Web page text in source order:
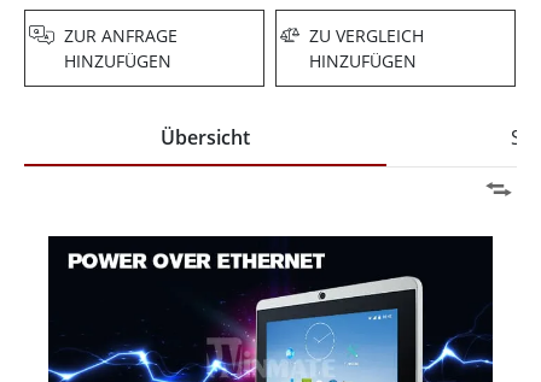
ZUR ANFRAGE
HINZUFÜGEN
ZU VERGLEICH
HINZUFÜGEN
Übersicht